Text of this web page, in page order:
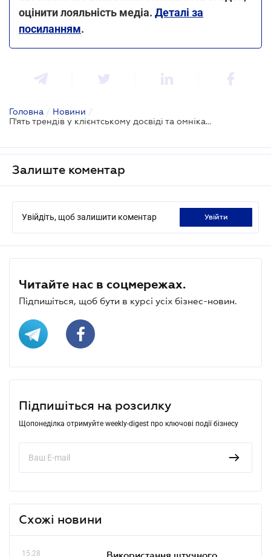
оцінити лояльність медіа. Деталі за
посиланням.
Головна / Новини /
П'ять трендів у клієнтському досвіді та омніканальних комунікаціях на 2023 рік від Infobip
Залиште коментар
Увійдіть, щоб залишити коментар увійти
Читайте нас в соцмережах.
Підпишіться, щоб бути в курсі усіх бізнес-новин.
Підпишіться на розсилку
Щопонеділка отримуйте weekly-digest про ключові події бізнесу
Схожі новини
15.28
Використання штучного